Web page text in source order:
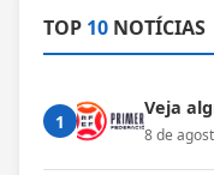
TOP 10 NOTÍCIAS
1
Veja
8 de